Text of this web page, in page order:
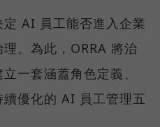
AI 員工能否進入企業
。為此，ORRA 將治
一套涵蓋角色定義、
優化的 AI 員工管理五